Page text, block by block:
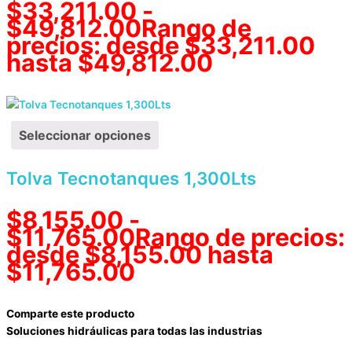
$33,211.00 -
$49,812.00Rango de
precios: desde $33,211.00
hasta $49,812.00
Seleccionar opciones
Tolva Tecnotanques 1,300Lts
$8,155.00 -
$11,765.00Rango de precios:
desde $8,155.00 hasta
$11,765.00
Comparte este producto
Soluciones hidráulicas para todas las industrias